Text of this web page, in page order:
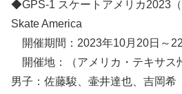
◆GPS-1 スケートアメリカ2023（
Skate America
開催期間：2023年10月20日～
開催地：（アメリカ・テキサス
男子：佐藤駿、壷井達也、吉岡希